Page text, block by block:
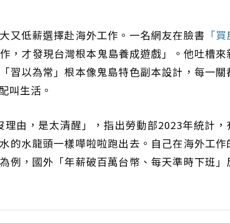
又低薪選擇赴海外工作。一名網友在臉書 「
，才發現台灣根本鬼島養成遊戲」。他吐槽來
習以為常」根本像鬼島特色副本設計，每一關
叫生活。
由，是太清醒」，指出勞動部2023年統計，
的水龍頭一樣嘩啦啦跑出去。自己在海外工作
例，國外「年薪破百萬台幣、每天準時下班」